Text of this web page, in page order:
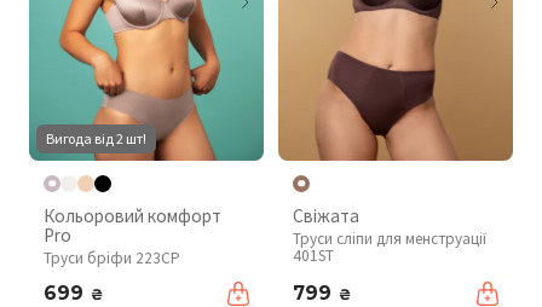
Вигода від 2 шт!
Кольоровий комфорт
Pro
Труси бріфи 223CP
699 ₴
Свіжата
Труси сліпи для менструації
401ST
799 ₴